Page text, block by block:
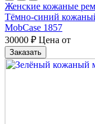
Женские кожаные
Тёмно-синий
MobCase 1857
30000 ₽ Цена от
Заказать